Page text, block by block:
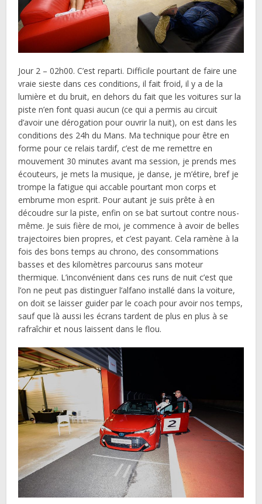
Jour 2 – 02h00. C’est reparti. Difficile pourtant de faire une
vraie sieste dans ces conditions, il fait froid, il y a de la
lumière et du bruit, en dehors du fait que les voitures sur la
piste n’en font quasi aucun (ce qui a permis au circuit
d’avoir une dérogation pour ouvrir la nuit), on est dans les
conditions des 24h du Mans. Ma technique pour être en
forme pour ce relais tardif, c’est de me remettre en
mouvement 30 minutes avant ma session, je prends mes
écouteurs, je mets la musique, je danse, je m’étire, bref je
trompe la fatigue qui accable pourtant mon corps et
embrume mon esprit. Pour autant je suis prête à en
découdre sur la piste, enfin on se bat surtout contre nous-
même. Je suis fière de moi, je commence à avoir de belles
trajectoires bien propres, et c’est payant. Cela ramène à la
fois des bons temps au chrono, des consommations
basses et des kilomètres parcourus sans moteur
thermique. L’inconvénient dans ces runs de nuit c’est que
l’on ne peut pas distinguer l’alfano installé dans la voiture,
on doit se laisser guider par le coach pour avoir nos temps,
sauf que là aussi les écrans tardent de plus en plus à se
rafraîchir et nous laissent dans le flou.